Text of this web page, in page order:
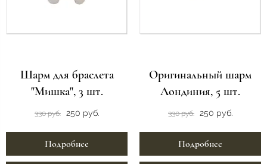
Шарм для браслета
"Мишка", 3 шт.
330 руб. 250 руб.
Подробнее
Оригинальный шарм
Лондиния, 5 шт.
330 руб. 250 руб.
Подробнее